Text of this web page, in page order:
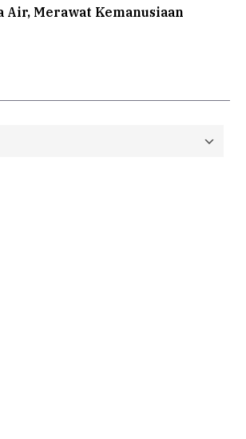
Air, Merawat Kemanusiaan